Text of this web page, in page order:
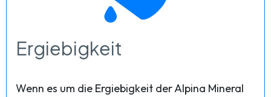
Ergiebigkeit
Wenn es um die Ergiebigkeit der Alpina Mineral